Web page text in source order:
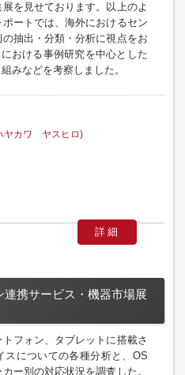
を見せております。以上のよ
ートでは、海外におけるセン
抽出・分類・分析に視点をお
おける事例研究を中心とした
みなどを考察しました。
ヤカワ ヤスヒロ)
詳細
連携サービス・機器市場展
フォン、タブレットに搭載さ
スについての各種分析と、OS
ー別の対応状況を調査した。